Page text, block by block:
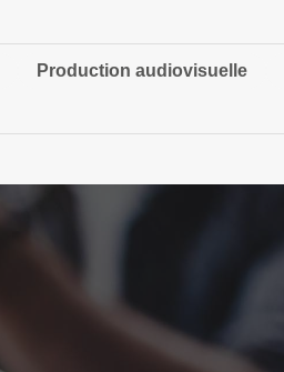
Production audiovisuelle